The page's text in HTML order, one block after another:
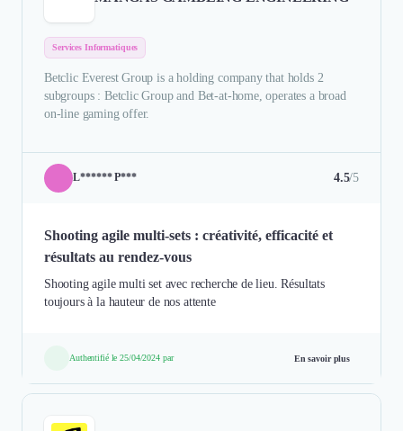
Services Informatiques
Betclic Everest Group is a holding company that holds 2
subgroups : Betclic Group and Bet-at-home, operates a broad
on-line gaming offer.
L****** P*** 4.5/5
Shooting agile multi-sets : créativité, efficacité et
résultats au rendez-vous
Shooting agile multi set avec recherche de lieu. Résultats
toujours à la hauteur de nos attente
Authentifié le 25/04/2024 par En savoir plus